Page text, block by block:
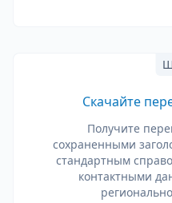
Скачайте
Получите
сохраненными
стандартным
контактными